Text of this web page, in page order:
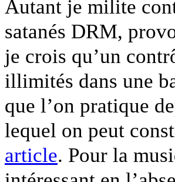
Autant je milite
satanés DRM,
je crois qu’un
illimités dans une
que l’on pratique
lequel on peut
article. Pour la